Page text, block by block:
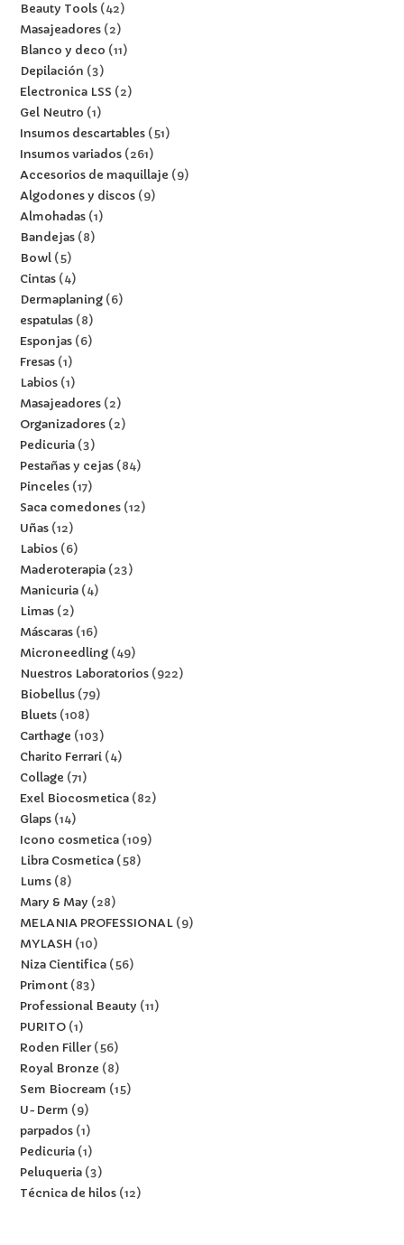
Beauty Tools 42
Masajeadores 2
Blanco y deco
11
Depilación
3
Electronica LSS
2
Gel Neutro
1
Insumos descartables 51
Insumos variados 261
Accesorios de maquillaje
9
Algodones y discos 9
Almohadas 1
Bandejas 8
Bowl 5
Cintas 4
Dermaplaning 6
espatulas 8
Esponjas 6
Fresas 1
Labios 1
Masajeadores 2
Organizadores 2
Pedicuria 3
Pestañas y cejas 84
Pinceles 17
Saca comedones 12
Uñas 12
Labios 6
Maderoterapia 23
Manicuria 4
Limas 2
Máscaras 16
Microneedling 49
Nuestros Laboratorios 922
Biobellus 79
Bluets 108
Carthage
103
Charito Ferrari 4
Collage
71
Exel Biocosmetica 82
Glaps 14
Icono cosmetica 109
Libra Cosmetica 58
Lums 8
Mary & May
28
MELANIA PROFESSIONAL 9
MYLASH
10
Niza Cientifica 56
Primont 83
Professional Beauty
11
PURITO 1
Roden Filler 56
Royal Bronze
8
Sem Biocream
15
U-Derm
9
parpados 1
Pedicuria 1
Peluqueria 3
Técnica de hilos 12